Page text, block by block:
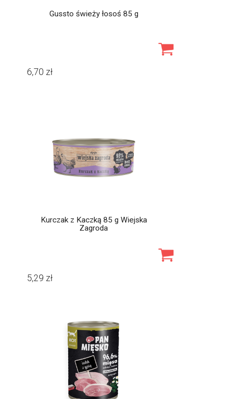
Gussto świeży łosoś 85 g
6,70 zł
Kurczak z Kaczką 85 g Wiejska
Zagroda
5,29 zł